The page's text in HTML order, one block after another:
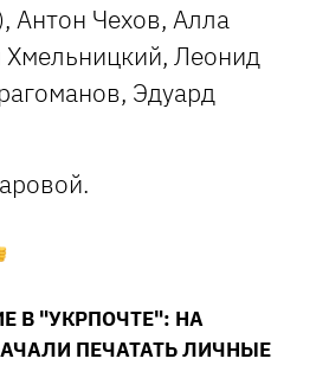
Антон Чехов, Алла
Хмельницкий, Леонид
Эдуард
В "УКРПОЧТЕ": НА
ПЕЧАТАТЬ ЛИЧНЫЕ